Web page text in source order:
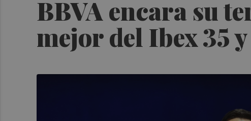
BBVA encara su
mejor del Ibex 35